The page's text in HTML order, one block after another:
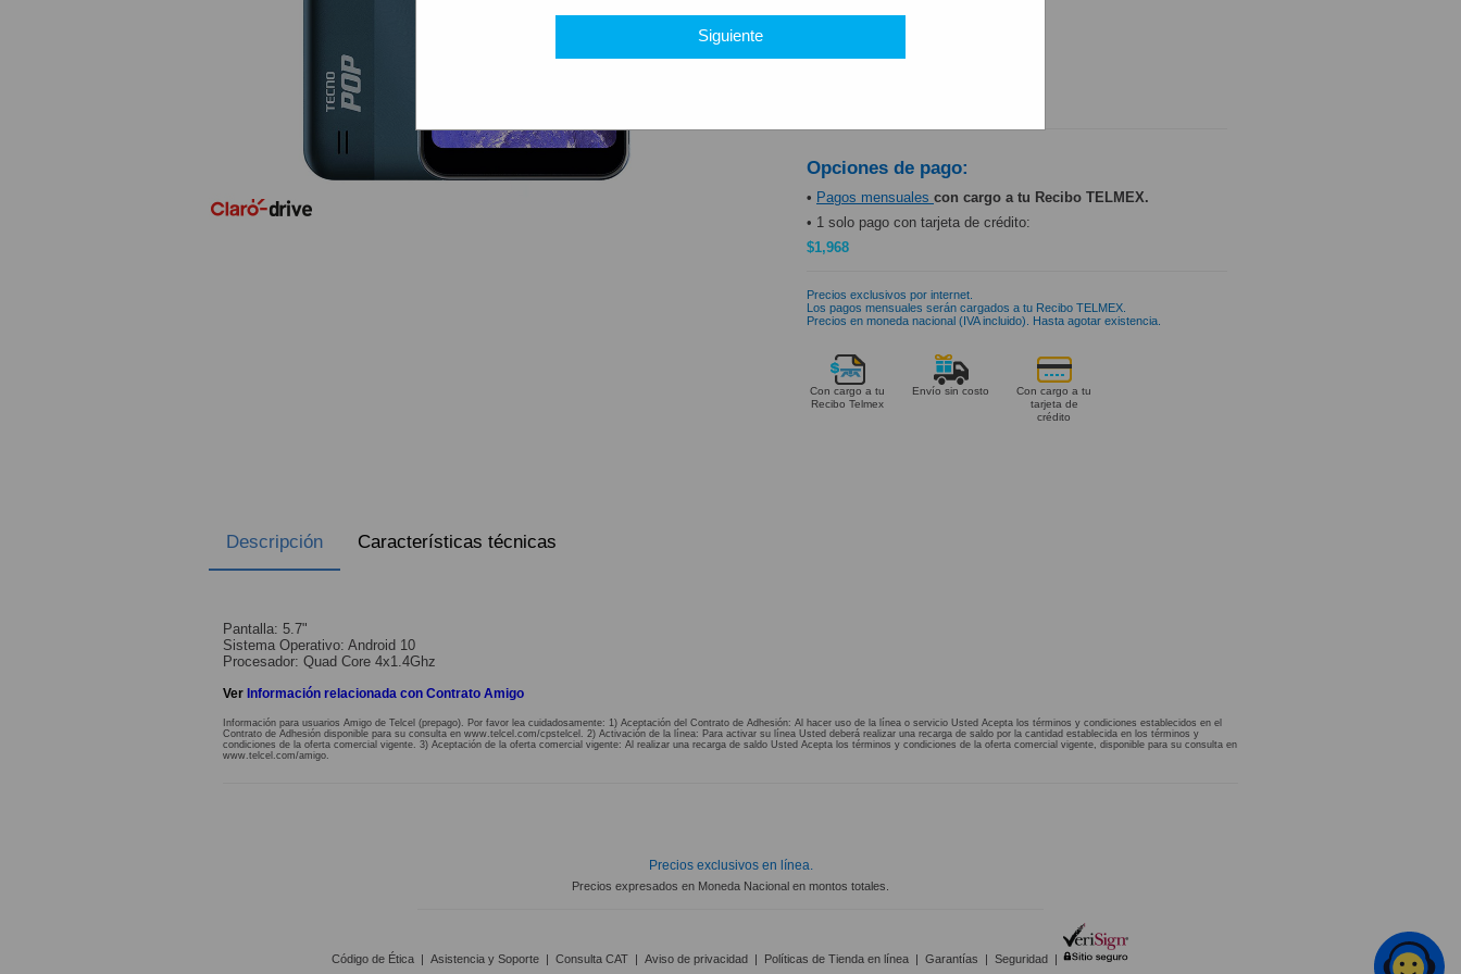
Siguiente
Opciones de pago:
• Pagos mensuales con cargo a tu Recibo TELMEX.
• 1 solo pago con tarjeta de crédito:
$1,968
Precios exclusivos por internet.
Los pagos mensuales serán cargados a tu Recibo TELMEX.
Precios en moneda nacional (IVA incluido). Hasta agotar existencia.
Con cargo a tu
Recibo Telmex
Envío sin costo
Con cargo a tu
tarjeta de
crédito
Descripción Características técnicas
Pantalla: 5.7"
Sistema Operativo: Android 10
Procesador: Quad Core 4x1.4Ghz
Ver Información relacionada con Contrato Amigo
Información para usuarios Amigo de Telcel (prepago). Por favor lea cuidadosamente: 1) Aceptación del Contrato de Adhesión: Al hacer uso de la línea o servicio Usted Acepta los términos y condiciones establecidos en el
Contrato de Adhesión disponible para su consulta en www.telcel.com/cpstelcel. 2) Activación de la línea: Para activar su línea Usted deberá realizar una recarga de saldo por la cantidad establecida en los términos y
condiciones de la oferta comercial vigente. 3) Aceptación de la oferta comercial vigente: Al realizar una recarga de saldo Usted Acepta los términos y condiciones de la oferta comercial vigente, disponible para su consulta en
www.telcel.com/amigo.
Precios exclusivos en línea.
Precios expresados en Moneda Nacional en montos totales.
Código de Ética | Asistencia y Soporte | Consulta CAT | Aviso de privacidad | Políticas de Tienda en línea | Garantías | Seguridad |